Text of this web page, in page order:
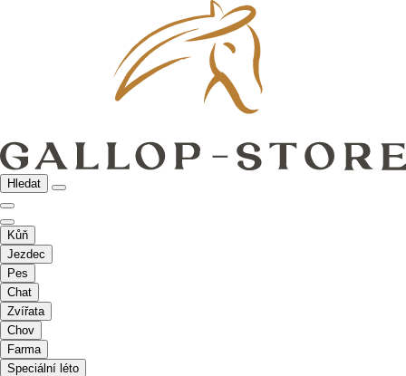
Hledat
Kůň
Jezdec
Pes
Chat
Zvířata
Chov
Farma
Speciální léto